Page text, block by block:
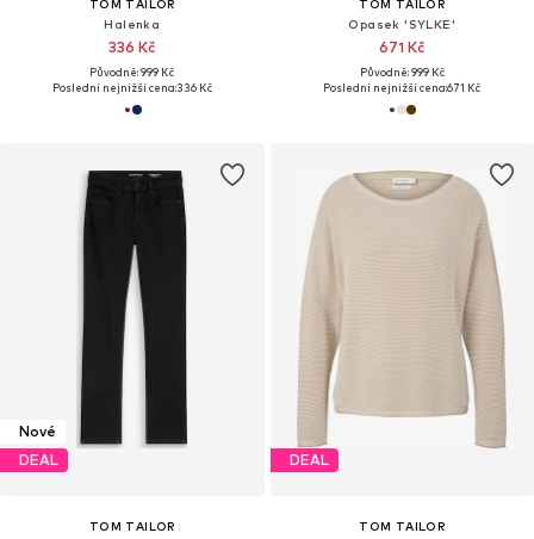
TOM TAILOR
Halenka
336 Kč
Původně: 999 Kč
Poslední nejnižší cena:336 Kč
TOM TAILOR
Opasek 'SYLKE'
671 Kč
Původně: 999 Kč
Poslední nejnižší cena:671 Kč
Nové
DEAL
TOM TAILOR
DEAL
TOM TAILOR